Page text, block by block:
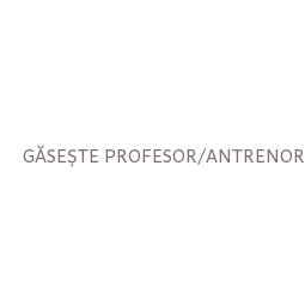
GĂSEȘTE PROFESOR/ANTRENOR